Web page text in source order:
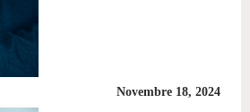
Novembre 18, 2024